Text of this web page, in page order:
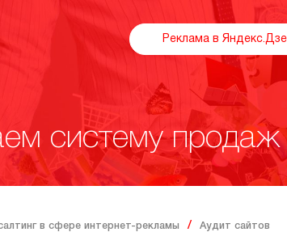
Реклама в
систему продаж
в сфере интернет-рекламы Аудит сайтов